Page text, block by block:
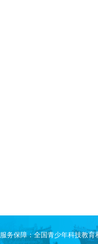
服务保障：全国青少年科技教